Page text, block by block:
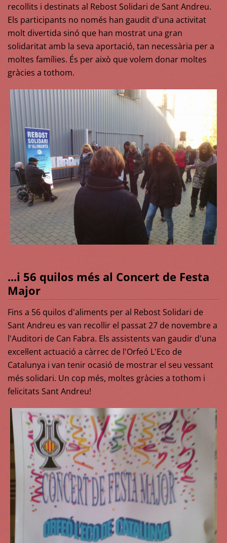
recollits i destinats al Rebost Solidari de Sant Andreu.
Els participants no només han gaudit d'una activitat
molt divertida sinó que han mostrat una gran
solidaritat amb la seva aportació, tan necessària per a
moltes famílies. És per això que volem donar moltes
gràcies a tothom.
...i 56 quilos més al Concert de Festa
Major
Fins a 56 quilos d'aliments per al Rebost Solidari de
Sant Andreu es van recollir el passat 27 de novembre a
l'Auditori de Can Fabra. Els assistents van gaudir d'una
excel·lent actuació a càrrec de l'Orfeó L'Eco de
Catalunya i van tenir ocasió de mostrar el seu vessant
més solidari. Un cop més, moltes gràcies a tothom i
felicitats Sant Andreu!